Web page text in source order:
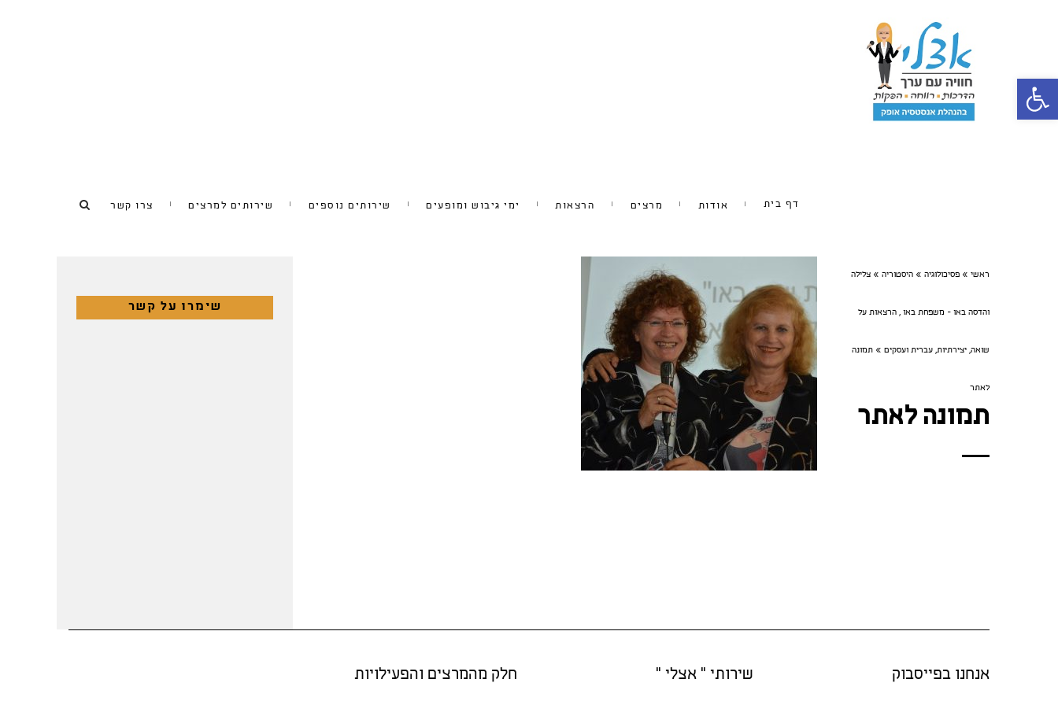
פתח סרגל נגישות
דף בית אודות מרצים הרצאות ימי גיבוש ומופעים שירותים נוספים שירותים למרצים צרו קשר
ראשי » פסיכולוגיה » היסטוריה » צלילה
והדסה באו - משפחת באו , הרצאות על
שואה, יצירתיות, עברית ועסקים » תמונה
לאתר
תמונה לאתר
שימרו על קשר
אנחנו בפייסבוק שירותי " אצלי " חלק מהמרצים והפעילויות